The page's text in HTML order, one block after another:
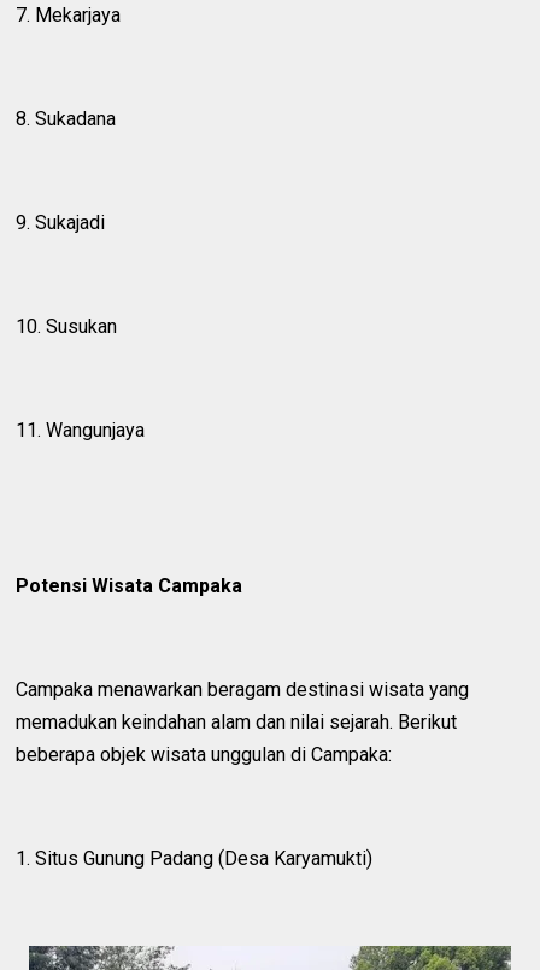
7. Mekarjaya
8. Sukadana
9. Sukajadi
10. Susukan
11. Wangunjaya
Potensi Wisata Campaka
Campaka menawarkan beragam destinasi wisata yang
memadukan keindahan alam dan nilai sejarah. Berikut
beberapa objek wisata unggulan di Campaka:
1. Situs Gunung Padang (Desa Karyamukti)